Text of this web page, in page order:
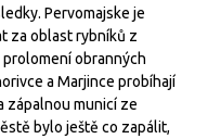
Pervomajske je
za oblast rybníků z
obranných
a Marjince probíhají
zápalnou municí ze
bylo ještě co zapálit,